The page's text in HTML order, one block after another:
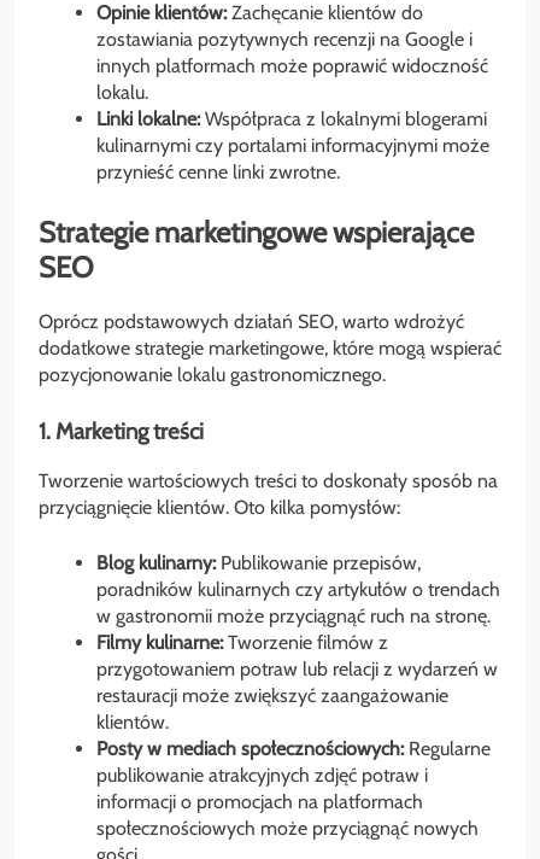
Opinie klientów:Zachęcanie klientów do
zostawiania pozytywnych recenzji na Google i
innych platformach może poprawić widoczność
lokalu.
Linki lokalne:Współpraca z lokalnymi blogerami
kulinarnymi czy portalami informacyjnymi może
przynieść cenne linki zwrotne.
Strategie marketingowe wspierające
SEO
Oprócz podstawowych działań SEO, warto wdrożyć
dodatkowe strategie marketingowe, które mogą wspierać
pozycjonowanie lokalu gastronomicznego.
1. Marketing treści
Tworzenie wartościowych treści to doskonały sposób na
przyciągnięcie klientów. Oto kilka pomysłów:
Blog kulinarny:Publikowanie przepisów,
poradników kulinarnych czy artykułów o trendach
w gastronomii może przyciągnąć ruch na stronę.
Filmy kulinarne:Tworzenie filmów z
przygotowaniem potraw lub relacji z wydarzeń w
restauracji może zwiększyć zaangażowanie
klientów.
Posty w mediach społecznościowych:Regularne
publikowanie atrakcyjnych zdjęć potraw i
informacji o promocjach na platformach
społecznościowych może przyciągnąć nowych
gości.